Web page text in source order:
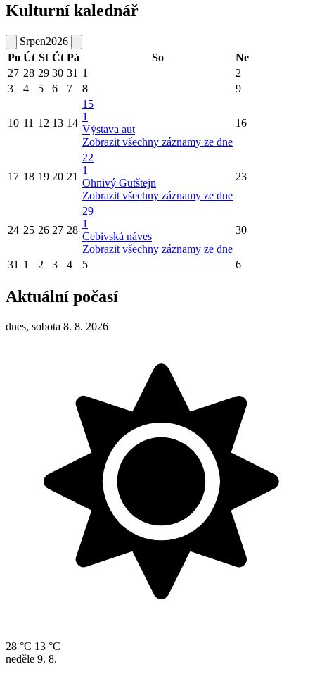
Kulturní kalednář
Srpen2026
Po Út St Čt Pá So
Ne
27 28 29 30 31 1
2
3
4 5 6 7 8 9
10 11 12 13 14
15
1
Výstava aut
Zobrazit všechny záznamy ze dne
16
17 18 19 20 21
22
1
Ohnivý Gutštejn
Zobrazit všechny záznamy ze dne
23
24 25 26 27 28
29
1
Cebivská náves
Zobrazit všechny záznamy ze dne
30
31 1 2 3 4 5 6
Aktuální počasí
dnes, sobota 8. 8. 2026
28 °C 13 °C
neděle 9. 8.